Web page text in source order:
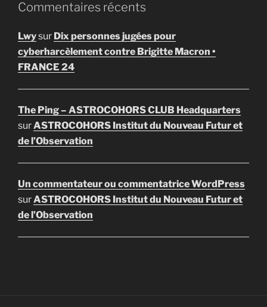
Commentaires récents
Lwysur Dix personnes jugées pour
cyberharcèlement contre Brigitte Macron •
FRANCE 24
The Ping – ASTROCOHORS CLUB Headquarters
surASTROCOHORS Institut du Nouveau Futur et
de l’Observation
Un commentateur ou commentatrice WordPress
surASTROCOHORS Institut du Nouveau Futur et
de l’Observation